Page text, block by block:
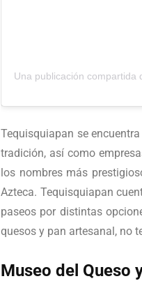
Una publicación compartida
Tequisquiapan se
tradición, así como
los nombres más
Azteca. Tequisquiapan
paseos por distintas
quesos y pan artesanal, no
Museo del Queso